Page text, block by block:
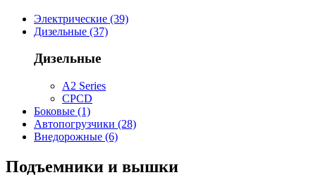
Электрические (39)
Дизельные (37)
Дизельные
A2 Series
CPCD
Боковые (1)
Автопогрузчики (28)
Внедорожные (6)
Подъемники и вышки